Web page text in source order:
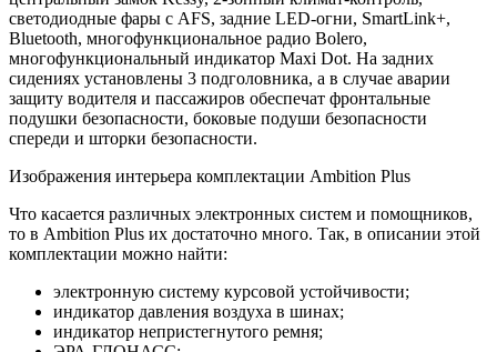
светодиодные фары с AFS, задние LED-огни, SmartLink+,
Bluetooth, многофункциональное радио Bolero,
многофункциональный индикатор Maxi Dot. На задних
сидениях установлены 3 подголовника, а в случае аварии
защиту водителя и пассажиров обеспечат фронтальные
подушки безопасности, боковые подуши безопасности
спереди и шторки безопасности.
Изображения интерьера комплектации Ambition Plus
Что касается различных электронных систем и помощников,
то в Ambition Plus их достаточно много. Так, в описании этой
комплектации можно найти:
электронную систему курсовой устойчивости;
индикатор давления воздуха в шинах;
индикатор непристегнутого ремня;